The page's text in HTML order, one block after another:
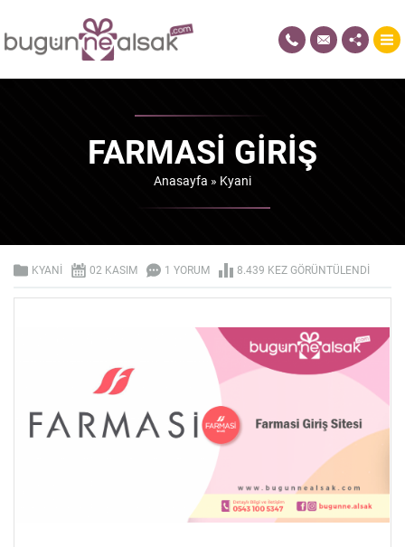
FARMASI GIRIŞ
Anasayfa » Kyani
KYANI 02 KASIM 1 YORUM 8.439 KEZ GÖRÜNTÜLENDI